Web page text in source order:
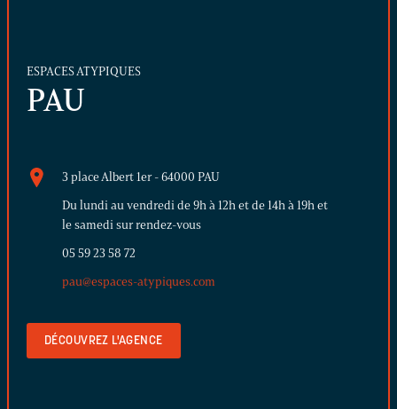
ESPACES ATYPIQUES
PAU
3 place Albert 1er - 64000 PAU
Du lundi au vendredi de 9h à 12h et de 14h à 19h et
le samedi sur rendez-vous
05 59 23 58 72
pau@espaces-atypiques.com
DÉCOUVREZ L'AGENCE